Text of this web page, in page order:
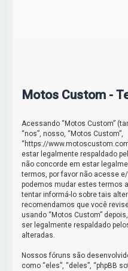
Motos Custom -
Acessando “Motos Custom”
“nos”, nosso, “Motos Custom”,
“https://
estar legalmente respaldado
não concorde em estar
termos, por favor não acesse
podemos mudar estes termos
tentar informá-lo sobre tais
recomendamos que você
usando “Motos Custom”
ser legalmente respaldado
alteradas.
Nossos fóruns são
como “eles”, “deles”, “phpBB